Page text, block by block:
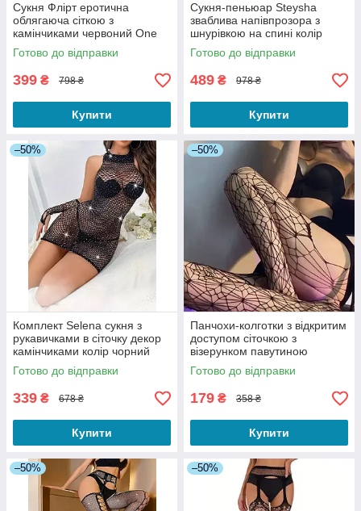
Сукня Флірт еротична
облягаюча сіткою з
камінчиками червоний One
size
Готово до відправки
399 ₴ 798 ₴
Купити
Сукня-пеньюар Steysha
зваблива напівпрозора з
шнурівкою на спині колір
чорний розмір S
Готово до відправки
489 ₴ 978 ₴
Купити
–50%
Комплект Selena сукня з
рукавичками в сіточку декор
камінчиками колір чорний
One size
Готово до відправки
339 ₴ 678 ₴
Купити
–50%
Панчохи-колготки з відкритим
доступом сіточкою з
візерунком павутиною
тягнуться на стегні до 110 см
чорні
Готово до відправки
179 ₴ 358 ₴
Купити
–50% –50%